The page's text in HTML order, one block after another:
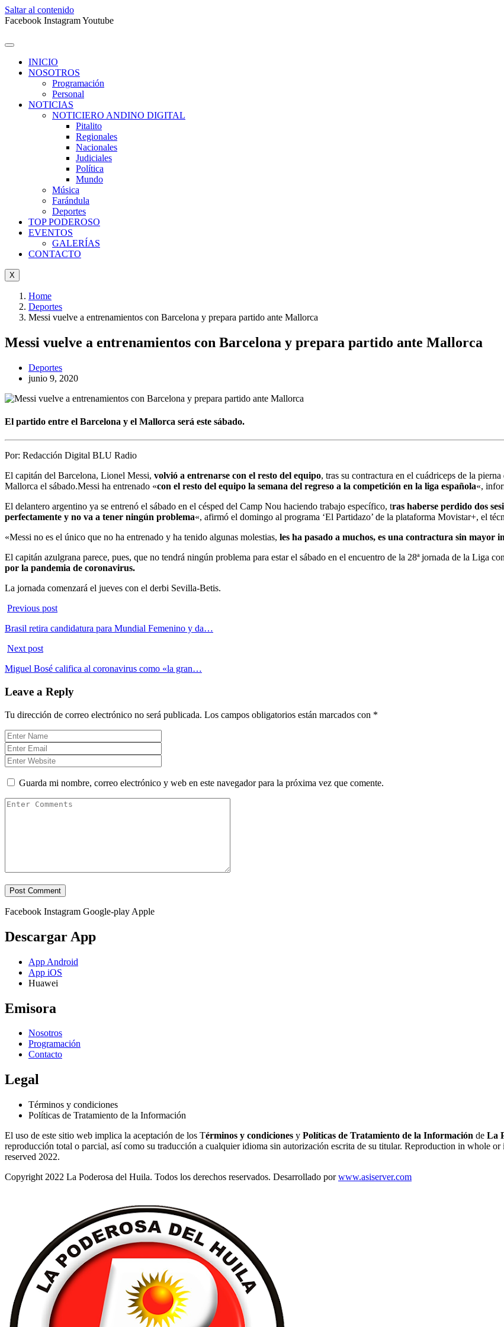
Saltar al contenido
Facebook InstagramYoutube
INICIO
NOSOTROS
Programación
Personal
NOTICIAS
NOTICIERO ANDINO DIGITAL
Pitalito
Regionales
Nacionales
Judiciales
Política
Mundo
Música
Farándula
Deportes
TOP PODEROSO
EVENTOS
GALERÍAS
CONTACTO
X
Home
Deportes
Messi vuelve a entrenamientos con Barcelona y prepara partido ante Mallorca
Messi vuelve a entrenamientos con Barcelona y prepara partido ante Mallorca
Deportes
junio 9, 2020
El partido entre el Barcelona y el Mallorca será este sábado.
Por: Redacción Digital BLU Radio
El capitán del Barcelona, Lionel Messi, volvió a entrenarse con el resto del equipo, tras su contractura en el cuádriceps de la
Mallorca el sábado.Messi ha entrenado «con el resto del equipo la semana del regreso a la competición en la liga española«,
El delantero argentino ya se entrenó el sábado en el césped del Camp Nou haciendo trabajo específico, tras haberse perdido dos
perfectamente y no va a tener ningún problema«, afirmó el domingo al programa ‘El Partidazo’ de la plataforma Movistar+, el
«Messi no es el único que no ha entrenado y ha tenido algunas molestias, les ha pasado a muchos, es una contractura sin mayor
El capitán azulgrana parece, pues, que no tendrá ningún problema para estar el sábado en el encuentro de la 28ª jornada de la Liga
por la pandemia de coronavirus.
La jornada comenzará el jueves con el derbi Sevilla-Betis.
Previous post
Brasil retira candidatura para Mundial Femenino y da…
Next post
Miguel Bosé califica al coronavirus como «la gran…
Leave a Reply
Tu dirección de correo electrónico no será publicada. Los campos obligatorios están marcados con *
Guarda mi nombre, correo electrónico y web en este navegador para la próxima vez que comente.
Facebook Instagram Google-play Apple
Descargar App
App Android
App iOS
Huawei
Emisora
Nosotros
Programación
Contacto
Legal
Términos y condiciones
Políticas de Tratamiento de la Información
El uso de este sitio web implica la aceptación de los Términos y condiciones y Políticas de Tratamiento de la Información de La
reproducción total o parcial, así como su traducción a cualquier idioma sin autorización escrita de su titular. Reproduction in whole
reserved 2022.
Copyright 2022 La Poderosa del Huila. Todos los derechos reservados. Desarrollado porwww.asiserver.com